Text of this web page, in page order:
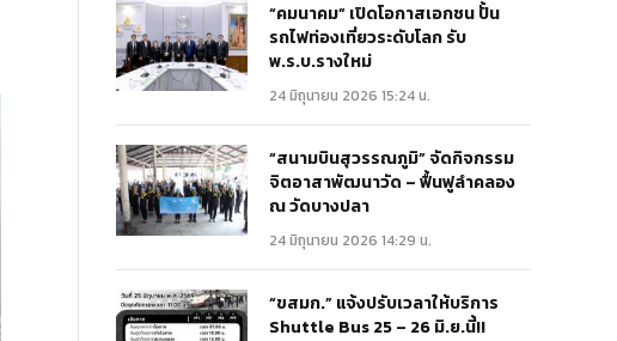
“คมนาคม” เปิดโอกาสเอกชน ปั้น
รถไฟท่องเที่ยวระดับโลก รับ
พ.ร.บ.รางใหม่
24 มิถุนายน 2026 15:24 น.
“สนามบินสุวรรณภูมิ” จัดกิจกรรม
จิตอาสาพัฒนาวัด – ฟื้นฟูลำคลอง
ณ วัดบางปลา
24 มิถุนายน 2026 14:29 น.
“ขสมก.” แจ้งปรับเวลาให้บริการ
Shuttle Bus 25 – 26 มิ.ย.นี้!!